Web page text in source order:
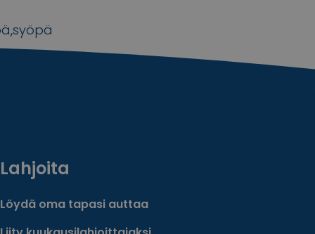
,syöpä
Lahjoita
Löydä oma tapasi auttaa